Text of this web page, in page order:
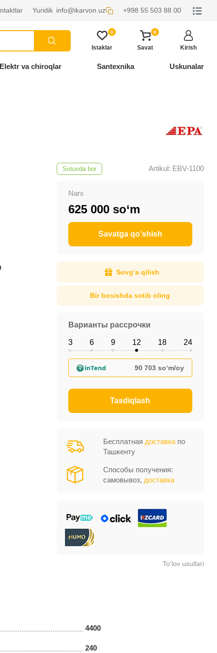
Yuridik info@ikarvon.uz +998 55 503 88 00
0
Istaklar
0
Savat Kirish
va chiroqlar Santexnika Uskunalar
Sotuvda bor Artikul: EBV-1100
Narx
625 000 so‘m
Savatga qo‘shish
Sovg‘a qilish
Bir bosishda sotib oling
Варианты рассрочки
3 6 9 12 18 24
90 703 so‘m/oy
Tasdiqlash
Бесплатная доставкапо
Ташкенту
Способы получения:
самовывоз, доставка
To‘lov usullari
4400
240